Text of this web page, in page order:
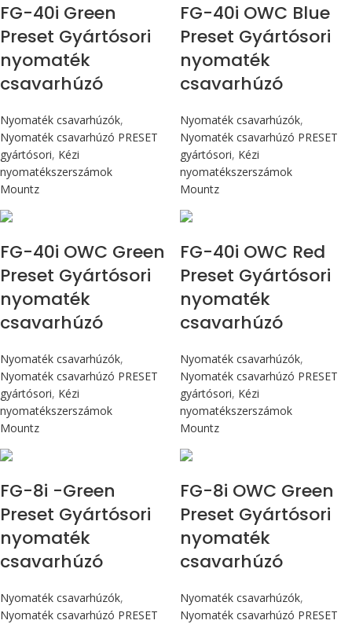
FG-40i Green
Preset Gyártósori
nyomaték
csavarhúzó
Nyomaték csavarhúzók,
Nyomaték csavarhúzó PRESET
gyártósori, Kézi
nyomatékszerszámok
Mountz
FG-40i OWC Blue
Preset Gyártósori
nyomaték
csavarhúzó
Nyomaték csavarhúzók,
Nyomaték csavarhúzó PRESET
gyártósori, Kézi
nyomatékszerszámok
Mountz
FG-40i OWC Green
Preset Gyártósori
nyomaték
csavarhúzó
Nyomaték csavarhúzók,
Nyomaték csavarhúzó PRESET
gyártósori, Kézi
nyomatékszerszámok
Mountz
FG-40i OWC Red
Preset Gyártósori
nyomaték
csavarhúzó
Nyomaték csavarhúzók,
Nyomaték csavarhúzó PRESET
gyártósori, Kézi
nyomatékszerszámok
Mountz
FG-8i -Green
Preset Gyártósori
nyomaték
csavarhúzó
Nyomaték csavarhúzók,
Nyomaték csavarhúzó PRESET
FG-8i OWC Green
Preset Gyártósori
nyomaték
csavarhúzó
Nyomaték csavarhúzók,
Nyomaték csavarhúzó PRESET